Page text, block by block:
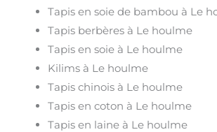
Tapis en soie de bambou à Le
Tapis berbères à Le houlme
Tapis en soie à Le houlme
Kilims à Le houlme
Tapis chinois à Le houlme
Tapis en coton à Le houlme
Tapis en laine à Le houlme